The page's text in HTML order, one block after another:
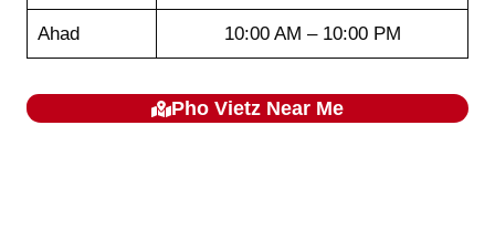
Ahad 10:00 AM – 10:00 PM
Pho VietzNear Me